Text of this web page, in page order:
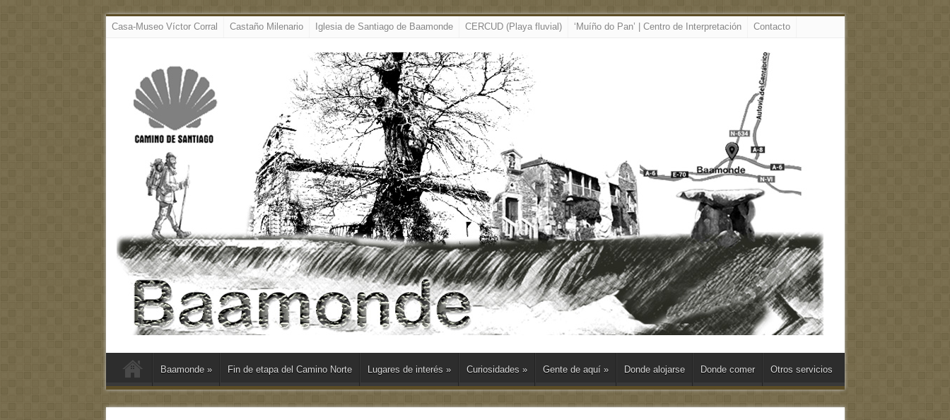
Casa-Museo Víctor Corral Castaño Milenario Iglesia de Santiago de Baamonde CERCUD (Playa fluvial) ‘Muíño do Pan’ | Centro de Interpretación Contacto
Baamonde » Fin de etapa del Camino Norte Lugares de interés » Curiosidades » Gente de aquí » Donde alojarse Donde comer Otros servicios